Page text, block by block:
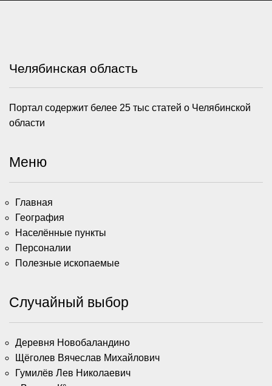
Челябинская область
Портал содержит белее 25 тыс статей о Челябинской
области
Меню
Главная
География
Населённые пункты
Персоналии
Полезные ископаемые
Случайный выбор
Деревня Новобаландино
Щёголев Вячеслав Михайлович
Гумилёв Лев Николаевич